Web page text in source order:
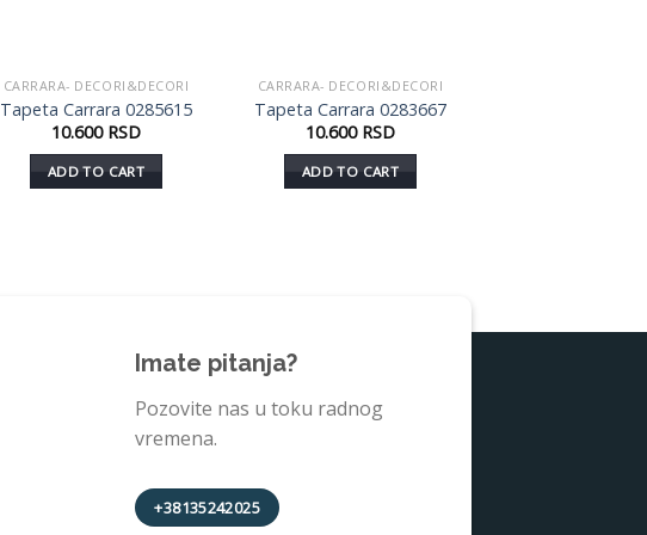
Dodaj
u listu
CARRARA- DECORI&DECORI
Tapeta Carrara 0285615
10.600 RSD
ADD TO CART
Dodaj
u listu
CARRARA- DECORI&DECORI
Tapeta Carrara 0283667
10.600 RSD
ADD TO CART
Imate pitanja?
Pozovite nas u toku radnog
vremena.
+38135242025